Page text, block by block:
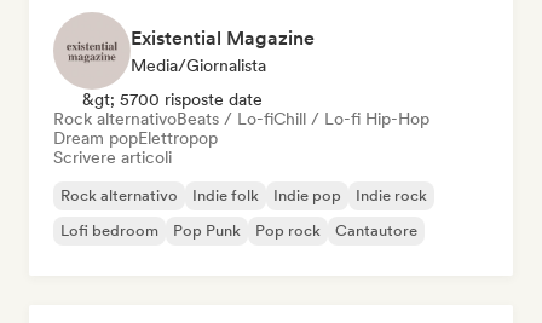
Existential Magazine
Media/Giornalista
&gt; 5700 risposte date
Rock alternativoBeats / Lo-fiChill / Lo-fi Hip-Hop
Dream popElettropop
Scrivere articoli
Rock alternativo Indie folk Indie pop
Indie rock
Lofi bedroom
Pop Punk Pop rock Cantautore